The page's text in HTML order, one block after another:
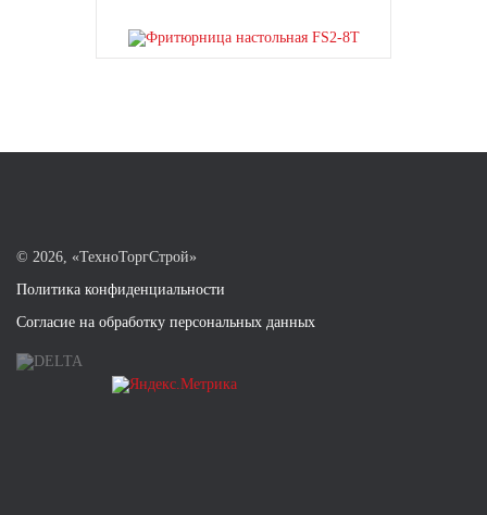
© 2026, «ТехноТоргСтрой»
Политика конфиденциальности
Согласие на обработку персональных данных